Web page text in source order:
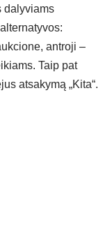
dalyviams
antroji –
Taip pat
atsakymą „Kita“.